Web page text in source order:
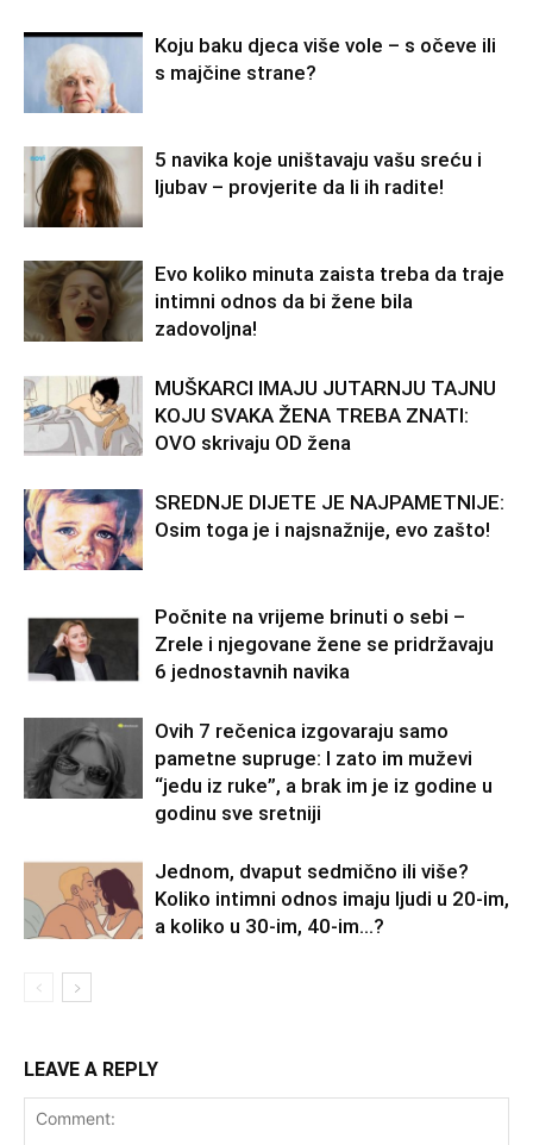
Koju baku djeca više vole – s očeve ili
s majčine strane?
5 navika koje uništavaju vašu sreću i
ljubav – provjerite da li ih radite!
Evo koliko minuta zaista treba da traje
intimni odnos da bi žene bila
zadovoljna!
MUŠKARCI IMAJU JUTARNJU TAJNU
KOJU SVAKA ŽENA TREBA ZNATI:
OVO skrivaju OD žena
SREDNJE DIJETE JE NAJPAMETNIJE:
Osim toga je i najsnažnije, evo zašto!
Počnite na vrijeme brinuti o sebi –
Zrele i njegovane žene se pridržavaju
6 jednostavnih navika
Ovih 7 rečenica izgovaraju samo
pametne supruge: I zato im muževi
“jedu iz ruke”, a brak im je iz godine u
godinu sve sretniji
Jednom, dvaput sedmično ili više?
Koliko intimni odnos imaju ljudi u 20-im,
a koliko u 30-im, 40-im…?
LEAVE A REPLY